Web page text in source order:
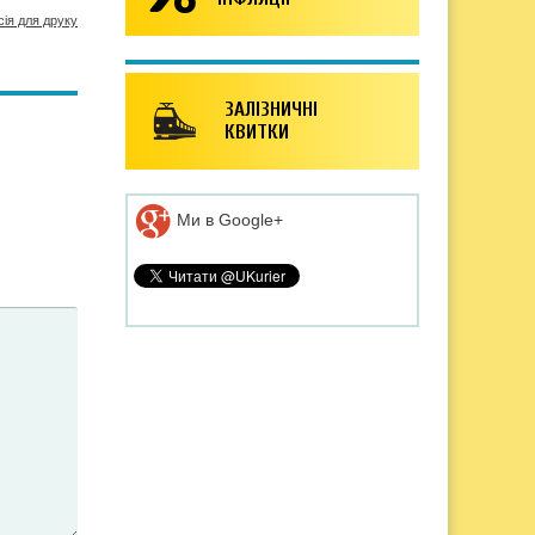
для друку
ЗАЛІЗНИЧНІ
КВИТКИ
Ми в Google+